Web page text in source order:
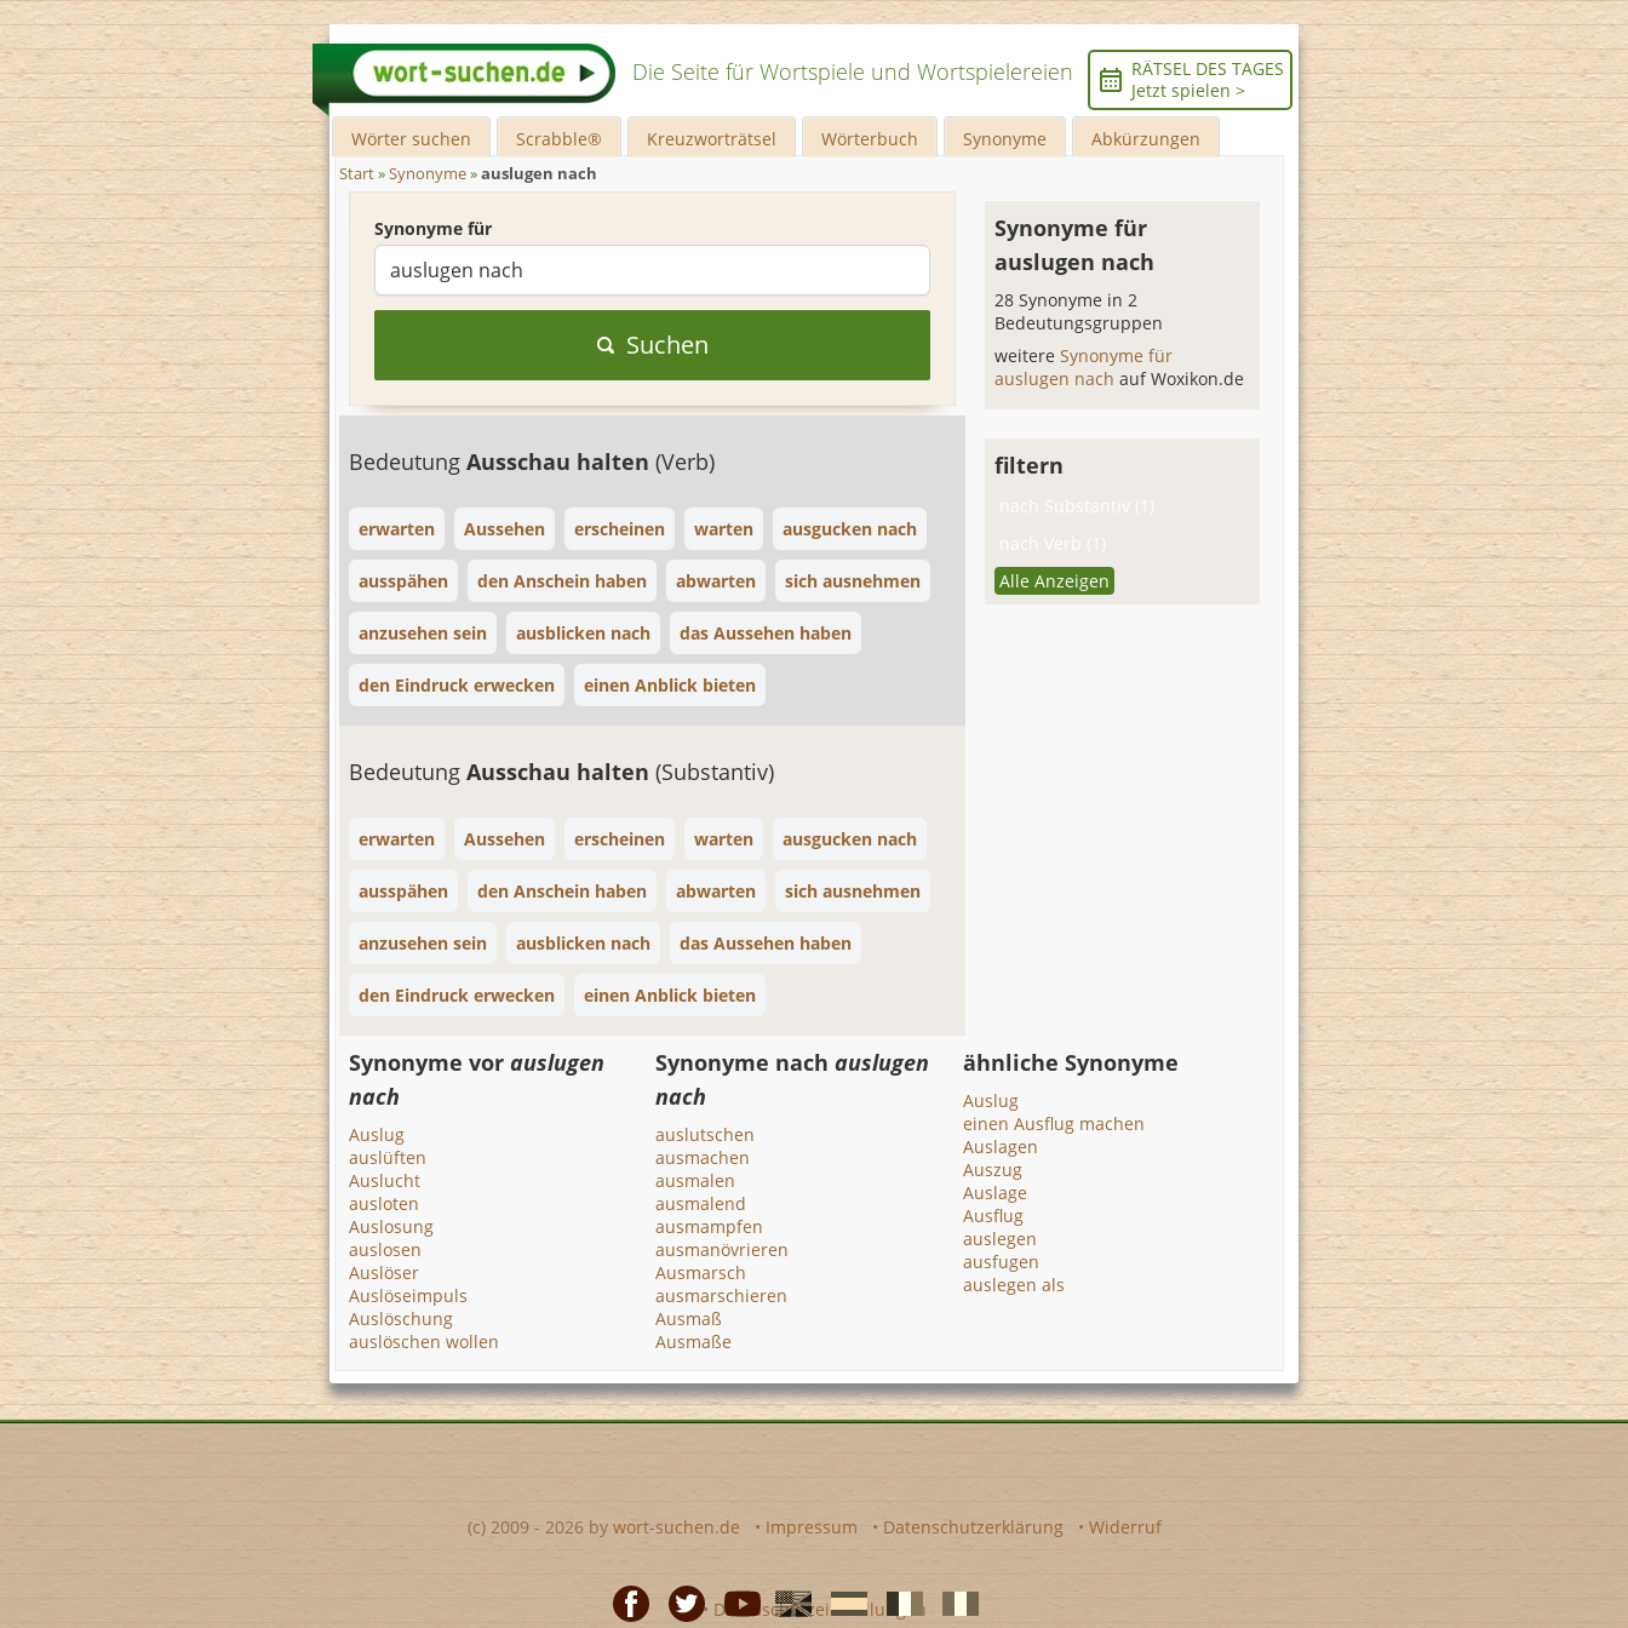
Die Seite für Wortspiele und Wortspielereien
RÄTSEL DES TAGES
Jetzt spielen >
Wörter suchen Scrabble® Kreuzworträtsel Wörterbuch Synonyme Abkürzungen
Start»Synonyme»auslugen nach
Synonyme für
Suchen
Bedeutung Ausschau halten (Verb)
erwarten Aussehen erscheinen warten ausgucken nach
ausspähen den Anschein haben abwarten sich ausnehmen
anzusehen sein ausblicken nach das Aussehen haben
den Eindruck erwecken einen Anblick bieten
Bedeutung Ausschau halten (Substantiv)
erwarten Aussehen erscheinen warten ausgucken nach
ausspähen den Anschein haben abwarten sich ausnehmen
anzusehen sein ausblicken nach das Aussehen haben
den Eindruck erwecken einen Anblick bieten
Synonyme für
auslugen nach
28 Synonyme in 2
Bedeutungsgruppen
weitereSynonyme für
auslugen nachauf Woxikon.de
filtern
nach Substantiv (1)
nach Verb (1)
Alle Anzeigen
Synonyme vor auslugen
nach
Auslug
auslüften
Auslucht
ausloten
Auslosung
auslosen
Auslöser
Auslöseimpuls
Auslöschung
auslöschen wollen
Synonyme nachauslugen
nach
auslutschen
ausmachen
ausmalen
ausmalend
ausmampfen
ausmanövrieren
Ausmarsch
ausmarschieren
Ausmaß
Ausmaße
ähnliche Synonyme
Auslug
einen Ausflug machen
Auslagen
Auszug
Auslage
Ausflug
auslegen
ausfugen
auslegen als
(c) 2009 - 2026 by wort-suchen.de • Impressum • Datenschutzerklärung • Widerruf
• Datenschutzeinstellungen